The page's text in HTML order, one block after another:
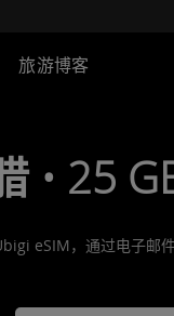
旅游博客
• 25
eSIM，通过电子邮